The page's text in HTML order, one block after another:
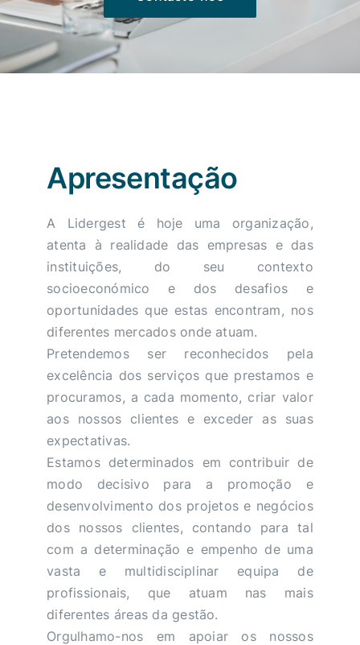
Apresentação
A Lidergest é hoje uma organização,
atenta à realidade das empresas e das
instituições, do seu contexto
socioeconómico e dos desafios e
oportunidades que estas encontram, nos
diferentes mercados onde atuam.
Pretendemos ser reconhecidos pela
excelência dos serviços que prestamos e
procuramos, a cada momento, criar valor
aos nossos clientes e exceder as suas
expectativas.
Estamos determinados em contribuir de
modo decisivo para a promoção e
desenvolvimento dos projetos e negócios
dos nossos clientes, contando para tal
com a determinação e empenho de uma
vasta e multidisciplinar equipa de
profissionais, que atuam nas mais
diferentes áreas da gestão.
Orgulhamo-nos em apoiar os nossos